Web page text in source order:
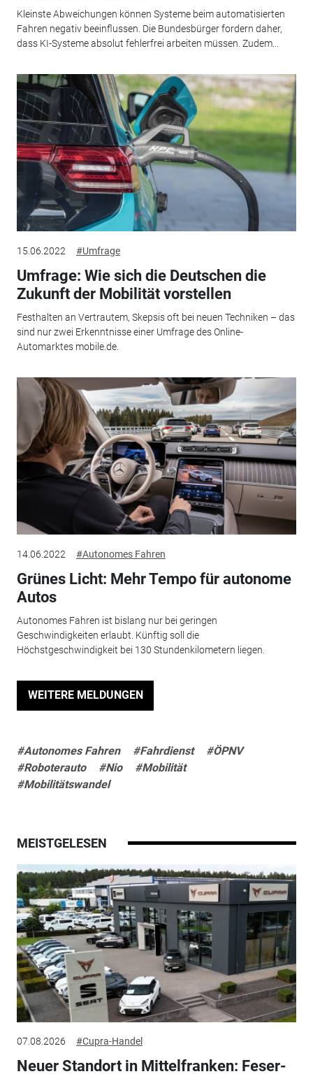
Kleinste Abweichungen können Systeme beim automatisierten
Fahren negativ beeinflussen. Die Bundesbürger fordern daher,
dass KI-Systeme absolut fehlerfrei arbeiten müssen. Zudem...
15.06.2022 #Umfrage
Umfrage: Wie sich die Deutschen die
Zukunft der Mobilität vorstellen
Festhalten an Vertrautem, Skepsis oft bei neuen Techniken – das
sind nur zwei Erkenntnisse einer Umfrage des Online-
Automarktes mobile.de.
14.06.2022 #Autonomes Fahren
Grünes Licht: Mehr Tempo für autonome
Autos
Autonomes Fahren ist bislang nur bei geringen
Geschwindigkeiten erlaubt. Künftig soll die
Höchstgeschwindigkeit bei 130 Stundenkilometern liegen.
WEITERE MELDUNGEN
#Autonomes Fahren #Fahrdienst
#ÖPNV
#Roboterauto
#Nio
#Mobilität
#Mobilitätswandel
MEISTGELESEN
07.08.2026 #Cupra-Handel
Neuer Standort in Mittelfranken: Feser-